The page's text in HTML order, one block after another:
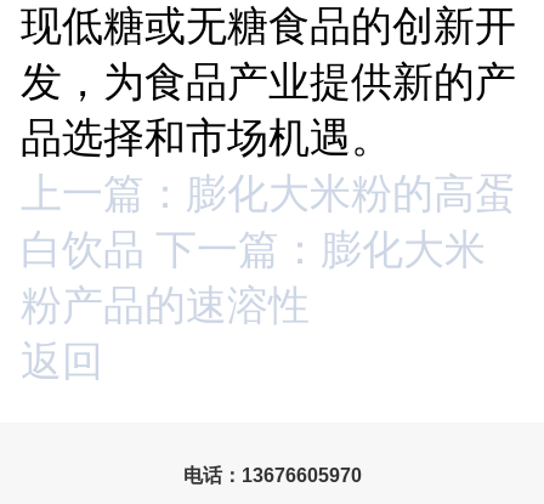
现低糖或无糖食品的创新开
发，为食品产业提供新的产
品选择和市场机遇。
上一篇：膨化大米粉的高蛋
白饮品 下一篇：膨化大米
粉产品的速溶性
返回
电话：13676605970